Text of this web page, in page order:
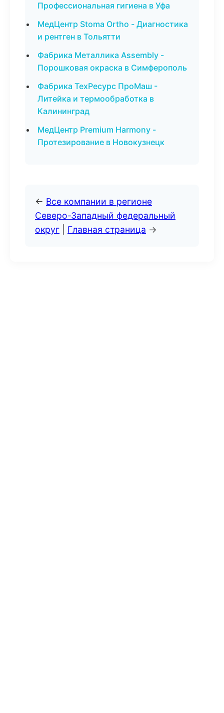
Профессиональная гигиена в Уфа
МедЦентр Stoma Ortho - Диагностика
и рентген в Тольятти
Фабрика Металлика Assembly -
Порошковая окраска в Симферополь
Фабрика ТехРесурс ПроМаш -
Литейка и термообработка в
Калининград
МедЦентр Premium Harmony -
Протезирование в Новокузнецк
← Все компании в регионе
Северо-Западный федеральный
округ
Главная страница →